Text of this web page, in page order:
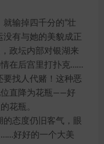
输掉四千分的“壮
没有与她的美貌成正
政坛内部对银湖来
在后宫里打扑克……
找人代赌！这种恶
位直降为花瓶——好
花瓶。
态度仍旧客气，眼
好好的一个大美